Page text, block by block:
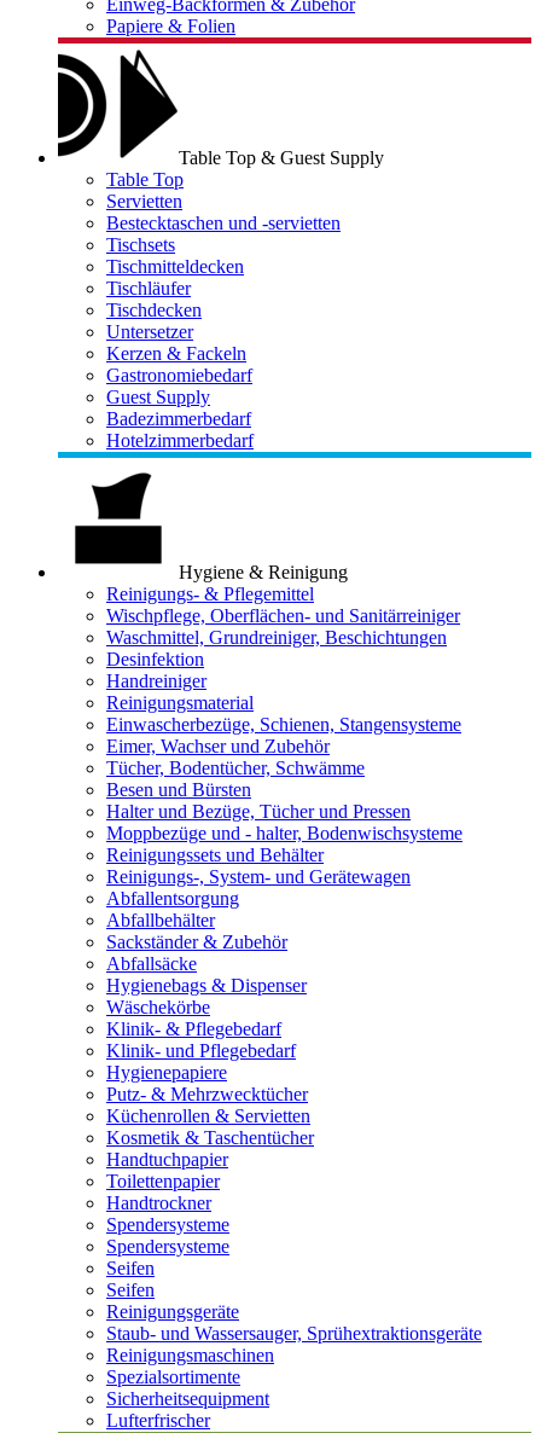
Einweg-Backformen & Zubehör
Papiere & Folien
Table Top & Guest Supply
Table Top
Servietten
Bestecktaschen und -servietten
Tischsets
Tischmitteldecken
Tischläufer
Tischdecken
Untersetzer
Kerzen & Fackeln
Gastronomiebedarf
Guest Supply
Badezimmerbedarf
Hotelzimmerbedarf
Hygiene & Reinigung
Reinigungs- & Pflegemittel
Wischpflege, Oberflächen- und Sanitärreiniger
Waschmittel, Grundreiniger, Beschichtungen
Desinfektion
Handreiniger
Reinigungsmaterial
Einwascherbezüge, Schienen, Stangensysteme
Eimer, Wachser und Zubehör
Tücher, Bodentücher, Schwämme
Besen und Bürsten
Halter und Bezüge, Tücher und Pressen
Moppbezüge und - halter, Bodenwischsysteme
Reinigungssets und Behälter
Reinigungs-, System- und Gerätewagen
Abfallentsorgung
Abfallbehälter
Sackständer & Zubehör
Abfallsäcke
Hygienebags & Dispenser
Wäschekörbe
Klinik- & Pflegebedarf
Klinik- und Pflegebedarf
Hygienepapiere
Putz- & Mehrzwecktücher
Küchenrollen & Servietten
Kosmetik & Taschentücher
Handtuchpapier
Toilettenpapier
Handtrockner
Spendersysteme
Spendersysteme
Seifen
Seifen
Reinigungsgeräte
Staub- und Wassersauger, Sprühextraktionsgeräte
Reinigungsmaschinen
Spezialsortimente
Sicherheitsequipment
Lufterfrischer